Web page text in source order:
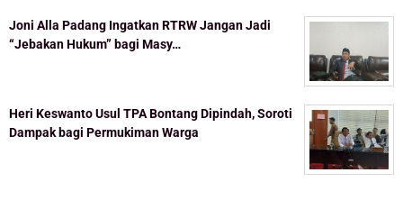
Joni Alla Padang Ingatkan RTRW Jangan Jadi
“Jebakan Hukum” bagi Masy…
Heri Keswanto Usul TPA Bontang Dipindah, Soroti
Dampak bagi Permukiman Warga